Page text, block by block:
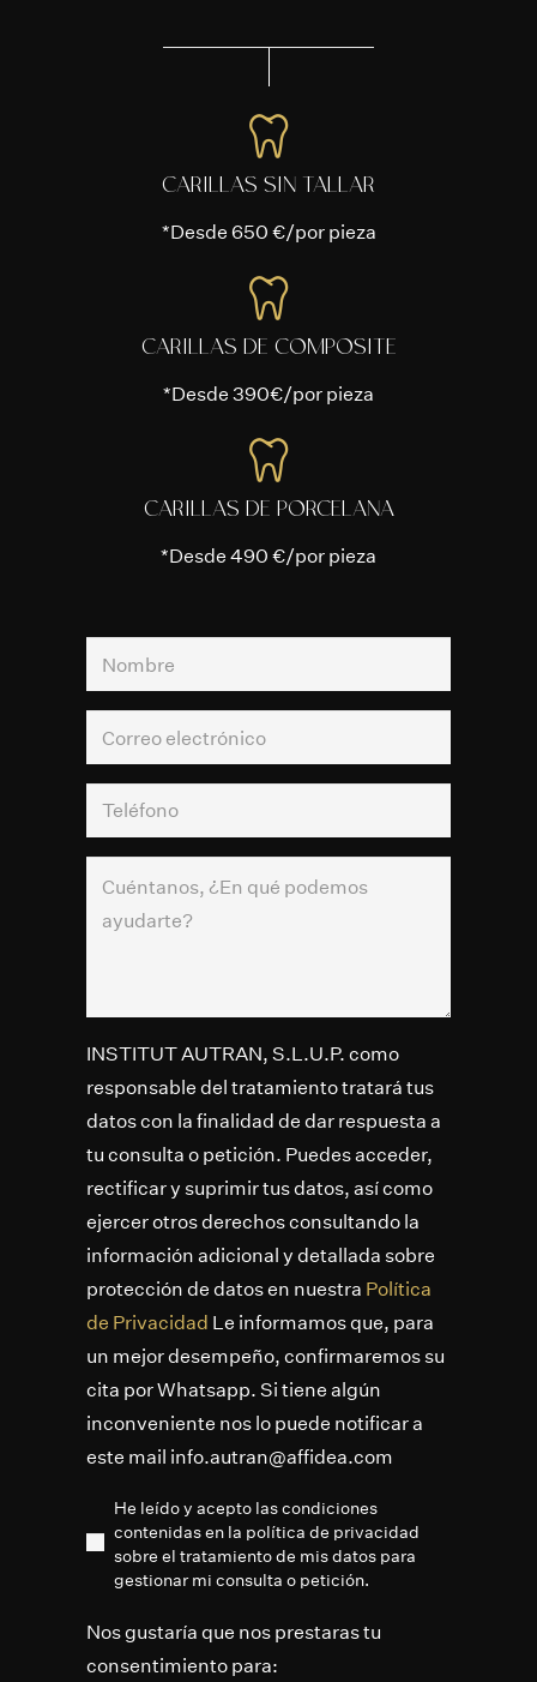
CARILLAS SIN TALLAR
*Desde 650 €/por pieza
CARILLAS DE COMPOSITE
*Desde 390€/por pieza
CARILLAS DE PORCELANA
*Desde 490 €/por pieza
INSTITUT AUTRAN, S.L.U.P. como
responsable del tratamiento tratará tus
datos con la finalidad de dar respuesta a
tu consulta o petición. Puedes acceder,
rectificar y suprimir tus datos, así como
ejercer otros derechos consultando la
información adicional y detallada sobre
protección de datos en nuestra Política
de Privacidad Le informamos que, para
un mejor desempeño, confirmaremos su
cita por Whatsapp. Si tiene algún
inconveniente nos lo puede notificar a
este mail info.autran@affidea.com
He leído y acepto las condiciones
contenidas en la política de privacidad
sobre el tratamiento de mis datos para
gestionar mi consulta o petición.
Nos gustaría que nos prestaras tu
consentimiento para: